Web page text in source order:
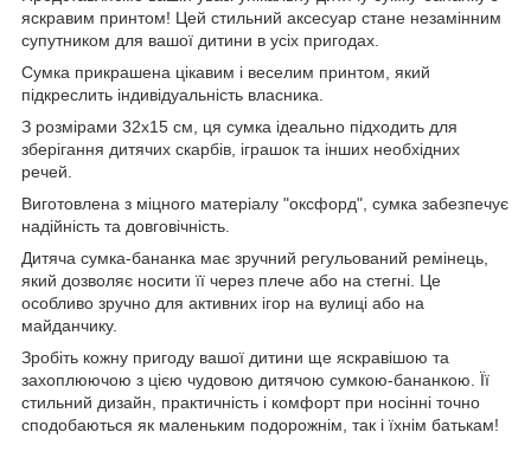
яскравим принтом! Цей стильний аксесуар стане незамінним
супутником для вашої дитини в усіх пригодах.
Сумка прикрашена цікавим і веселим принтом, який
підкреслить індивідуальність власника.
З розмірами 32х15 см, ця сумка ідеально підходить для
зберігання дитячих скарбів, іграшок та інших необхідних
речей.
Виготовлена з міцного матеріалу "оксфорд", сумка забезпечує
надійність та довговічність.
Дитяча сумка-бананка має зручний регульований ремінець,
який дозволяє носити її через плече або на стегні. Це
особливо зручно для активних ігор на вулиці або на
майданчику.
Зробіть кожну пригоду вашої дитини ще яскравішою та
захоплюючою з цією чудовою дитячою сумкою-бананкою. Її
стильний дизайн, практичність і комфорт при носінні точно
сподобаються як маленьким подорожнім, так і їхнім батькам!